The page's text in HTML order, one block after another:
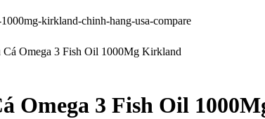
kirkland-chinh-hang-usa-compare
Cá Omega 3 Fish Oil 1000Mg Kirkland
Omega 3 Fish Oil